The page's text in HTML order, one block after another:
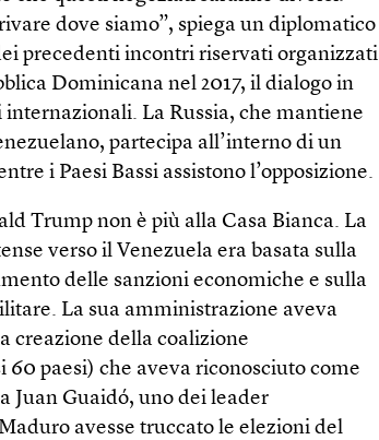
dove siamo”, spiega un diplomatico
precedenti incontri riservati organizzati
Dominicana nel 2017, il dialogo in
La Russia, che mantiene
partecipa all’interno di un
i Paesi Bassi assistono l’opposizione.
Trump non è più alla Casa Bianca. La
verso il Venezuela era basata sulla
delle sanzioni economiche e sulla
La sua amministrazione aveva
creazione della coalizione
paesi) che aveva riconosciuto come
Juan Guaidó, uno dei leader
avesse truccato le elezioni del